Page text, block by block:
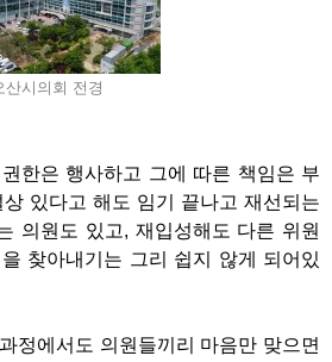
시의회 전경
한은 행사하고 그에 따른 책임은 부
상 있다고 해도 임기 끝나고 재선되는
의원도 있고, 재입성해도 다른 위원
찾아내기는 그리 쉽지 않게 되어있
정에서도 의원들끼리 마음만 맞으면